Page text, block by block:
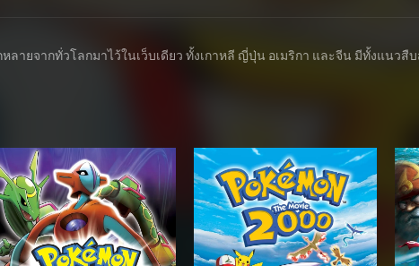
ลายจากทั่วโลกมาไว้ในเว็บเดียว ทั้งเกาหลี ญี่ปุ่น อเมริกา และจีน มีทั้งแน